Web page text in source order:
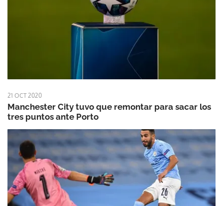
21 OCT 2020
Manchester City tuvo que remontar para sacar los
tres puntos ante Porto